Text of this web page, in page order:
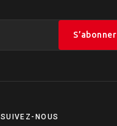
S’abonner
SUIVEZ-NOUS